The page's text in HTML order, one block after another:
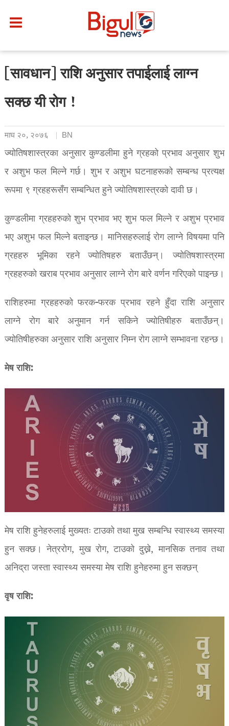
[सावधान] राशि अनुसार तपाईलाई लाग्न
सक्छ यी रोग !
माघ २०, २०७६ BN
ज्योतिषशास्त्रका अनुसार कुण्डलीमा हुने ग्रहको प्रभाव अनुसार शुभ
र अशुभ फल मिल्ने गर्छ। शुभ र अशुभ घटनाहरूको सम्बन्ध प्रत्यक्ष
रूपमा ९ ग्रहहरूसँग सम्बन्धित हुने ज्योतिषशास्त्रको दावी छ।
कुण्डलीमा ग्रहहरुको शुभ प्रभाव भए शुभ फल मिल्ने र अशुभ प्रभाव
भए अशुभ फल मिल्ने बताइन्छ। मानिसहरुलाई रोग लाग्ने विषयमा पनि
ग्रहहरु भूमिका रहने ज्योतिषहरु बताउँछन्। ज्योतिषशास्त्रमा
ग्रहहरुको खराब प्रभाव अनुसार लाग्ने रोग बारे वर्णन गरिएको पाइन्छ।
राशिहरुमा ग्रहहरुको फरक-फरक प्रभाव रहने हुँदा राशि अनुसार
लाग्ने रोग बारे अनुमान गर्न सकिने ज्योतिषीहरु बताउँछन्।
ज्योतिषीहरुका अनुसार राशि अनुसार निम्न रोग लाग्ने सम्भावना रहन्छ।
मेष राशि:
मेष राशि हुनेहरुलाई मुख्यतः टाउको तथा मुख सम्बन्धि स्वास्थ्य समस्या
हुन सक्छ। नेत्ररोग, मुख रोग, टाउको दुख्ने, मानसिक तनाव तथा
अनिद्रा जस्ता स्वास्थ्य समस्या मेष राशि हुनेहरुमा हुन सक्छन्
वृष राशि: